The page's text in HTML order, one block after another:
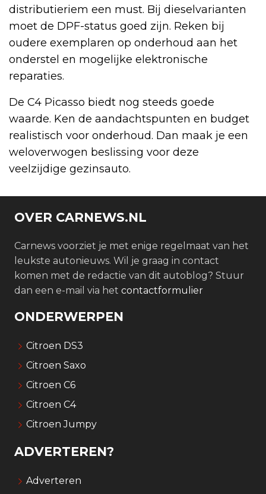
distributieriem een must. Bij dieselvarianten
moet de DPF-status goed zijn. Reken bij
oudere exemplaren op onderhoud aan het
onderstel en mogelijke elektronische
reparaties.
De C4 Picasso biedt nog steeds goede
waarde. Ken de aandachtspunten en budget
realistisch voor onderhoud. Dan maak je een
weloverwogen beslissing voor deze
veelzijdige gezinsauto.
OVER CARNEWS.NL
Carnews voorziet je met enige regelmaat van het
leukste autonieuws. Wil je graag in contact
komen met de redactie van dit autoblog? Stuur
dan een e-mail via het contactformulier
ONDERWERPEN
Citroen DS3
Citroen Saxo
Citroen C6
Citroen C4
Citroen Jumpy
ADVERTEREN?
Adverteren